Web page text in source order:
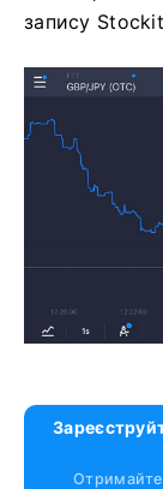
запису
Отримайте